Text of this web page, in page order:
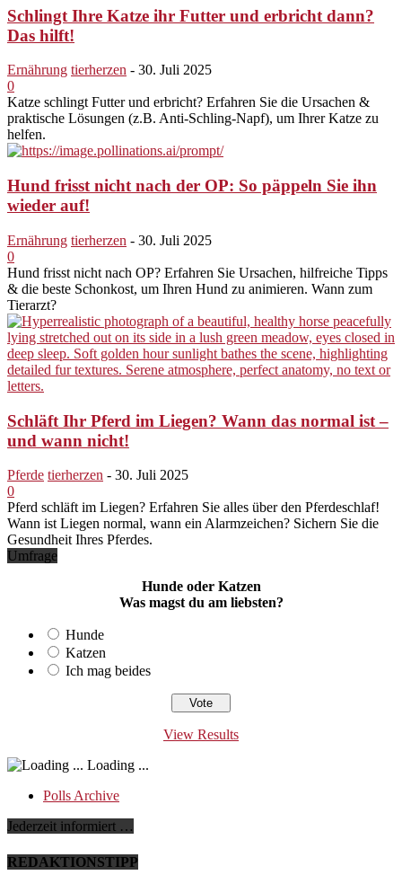
Schlingt Ihre Katze ihr Futter und erbricht dann?
Das hilft!
Ernährung tierherzen - 30. Juli 2025
0
Katze schlingt Futter und erbricht? Erfahren Sie die Ursachen &
praktische Lösungen (z.B. Anti-Schling-Napf), um Ihrer Katze zu
helfen.
Hund frisst nicht nach der OP: So päppeln Sie ihn
wieder auf!
Ernährung tierherzen - 30. Juli 2025
0
Hund frisst nicht nach OP? Erfahren Sie Ursachen, hilfreiche Tipps
& die beste Schonkost, um Ihren Hund zu animieren. Wann zum
Tierarzt?
Schläft Ihr Pferd im Liegen? Wann das normal ist –
und wann nicht!
Pferde tierherzen - 30. Juli 2025
0
Pferd schläft im Liegen? Erfahren Sie alles über den Pferdeschlaf!
Wann ist Liegen normal, wann ein Alarmzeichen? Sichern Sie die
Gesundheit Ihres Pferdes.
Umfrage
Hunde oder Katzen
Was magst du am liebsten?
Hunde
Katzen
Ich mag beides
View Results
Loading ...
Polls Archive
Jederzeit informiert …
REDAKTIONSTIPP